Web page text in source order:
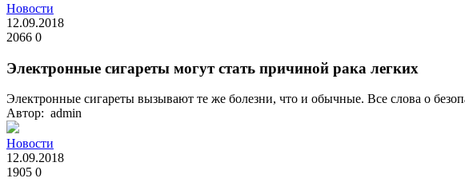
Новости
12.09.2018
2066 0
Электронные сигареты могут стать причиной рака легких
Электронные сигареты вызывают те же болезни, что и обычные. Все слова о
Автор: admin
Новости
12.09.2018
1905 0